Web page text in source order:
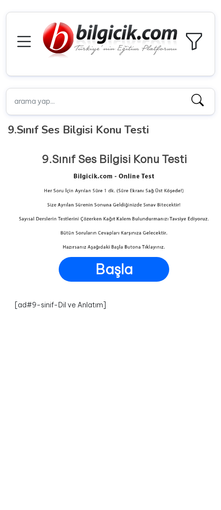
9.Sınıf Ses Bilgisi Konu Testi
9.Sınıf Ses Bilgisi Konu Testi
Başla
[ad#9-sinif-Dil ve Anlatım]